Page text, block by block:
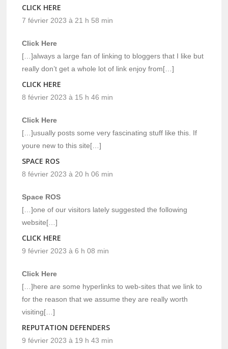
CLICK HERE
7 février 2023 à 21 h 58 min
Click Here
[…]always a large fan of linking to bloggers that I like but
really don’t get a whole lot of link enjoy from[…]
CLICK HERE
8 février 2023 à 15 h 46 min
Click Here
[…]usually posts some very fascinating stuff like this. If
youre new to this site[…]
SPACE ROS
8 février 2023 à 20 h 06 min
Space ROS
[…]one of our visitors lately suggested the following
website[…]
CLICK HERE
9 février 2023 à 6 h 08 min
Click Here
[…]here are some hyperlinks to web-sites that we link to
for the reason that we assume they are really worth
visiting[…]
REPUTATION DEFENDERS
9 février 2023 à 19 h 43 min